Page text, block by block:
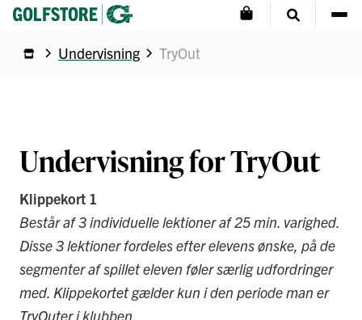
Undervisning TryOut
Undervisning for TryOut
Klippekort 1
Består af 3 individuelle lektioner af 25 min. varighed.
Disse 3 lektioner fordeles efter elevens ønske, på de
segmenter af spillet eleven føler særlig udfordringer
med. Klippekortet gælder kun i den periode man er
TryOuter i klubben.